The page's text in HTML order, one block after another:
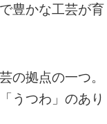
豊かな工芸が育
の拠点の一つ。
うつわ」のあり